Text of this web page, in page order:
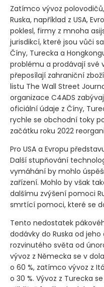
Zatímco vývoz
Ruska, například z USA,
poklesl, firmy z mnoha
jurisdikcí, které jsou vůči
Číny, Turecka a
problému a prodávají své
přeposílají zahraniční
listu The Wall Street
organizace C4ADS
oficiální údaje z Číny,
rychle se obchodní toky
začátku roku 2022
Pro USA a Evropu
Další stupňování
vymáhání by mohlo
zařízení. Mohlo by však
dalšímu zvýšení pomoci
smrtící pomoci, které se
Tento nedostatek
dodávky do Ruska od
rozvinutého světa od
vývoz z Německa se v
o 60 %, zatímco vývoz z
o 30 %. Vývoz z Turecka